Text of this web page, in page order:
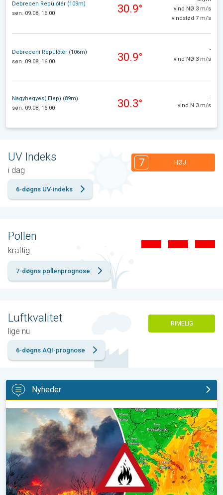
Debrecen Repülőtér (109m)
søn. 09.08, 16.00
30.9°
vind NØ 3 m/s
vindstød 7 m/s
Debreceni Repülőtér (106m)
søn. 09.08, 16.00
30.9°
-
vind NØ 3 m/s
Nagyhegyes( Elep) (89m)
søn. 09.08, 16.00
30.3°
-
vind N 3 m/s
UV Indeks
i dag
7 HØJ
6-døgns UV-indeks
Pollen
kraftig
7-døgns pollenprognose
Luftkvalitet
lige nu
RIMELIG
6-døgns AQI-prognose
Nyheder
Skovbrande hærger også i Sydøsteuropa. Hed varme og